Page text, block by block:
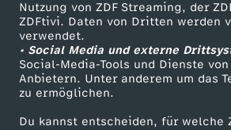
Nutzung von ZDF Streaming, der
ZDFtivi. Daten von Dritten werden
verwendet.
• Social Media und externe
Social-Media-Tools und Dienste
Anbietern. Unter anderem um das
zu ermöglichen.
Du kannst entscheiden, für welche
n
n
t
ZDF Unternehmen
Karriere